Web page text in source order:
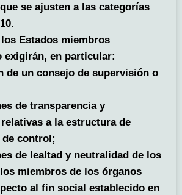
se ajusten a las categorías
Estados miembros
exigirán, en particular:
de un consejo de supervisión o
de transparencia y
a la estructura de
de control;
de lealtad y neutralidad de los
miembros de los órganos
al fin social establecido en